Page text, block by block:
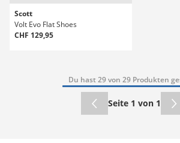
Scott
Volt Evo Flat Shoes
CHF 129,95
Du hast 29 von 29 Produkten
Seite 1 von 1